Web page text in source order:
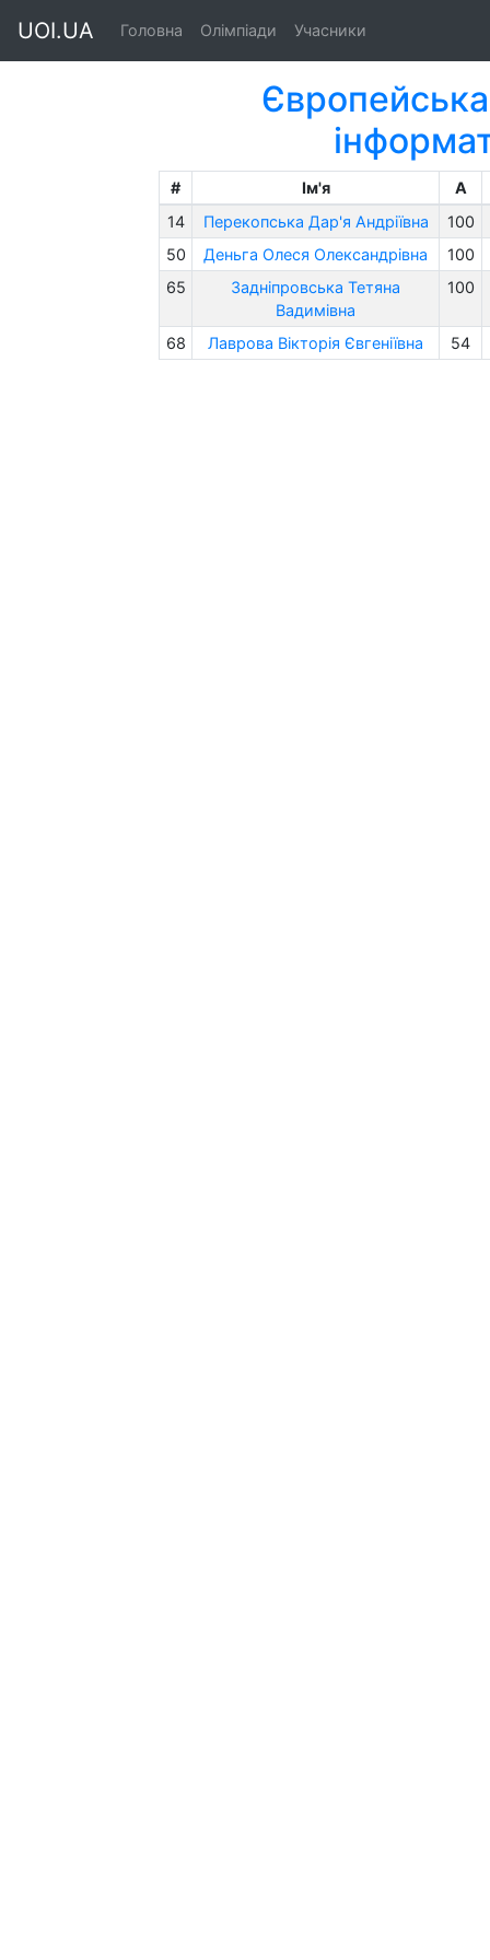
UOI.UA Головна Олімпіади Учасники
Європейська
# Ім'я
A
14
Перекопська Дар'я Андріївна 100
50
Деньга Олеся Олександрівна
100
65
Задніпровська Тетяна
Вадимівна
100
68 Лаврова Вікторія Євгеніївна 54